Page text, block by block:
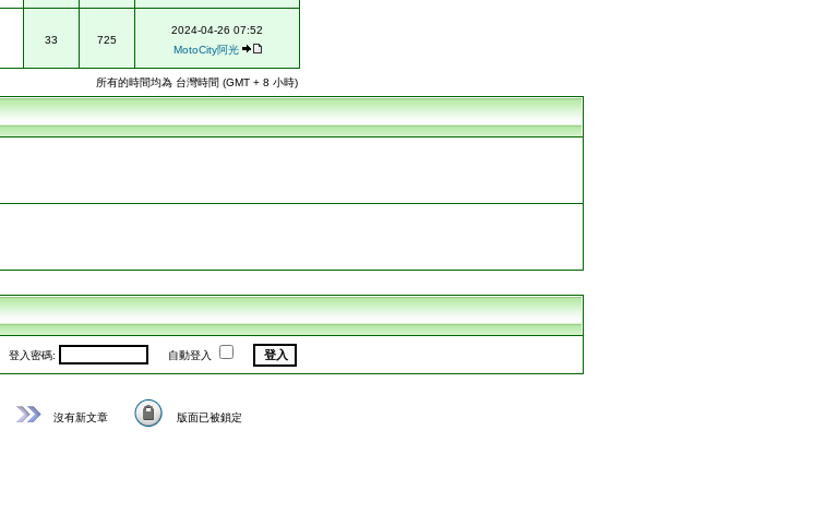
33 725
2024-04-26 07:52
MotoCity阿光
所有的時間均為 台灣時間 (GMT + 8 小時)
登入密碼: 自動登入
沒有新文章 版面已被鎖定